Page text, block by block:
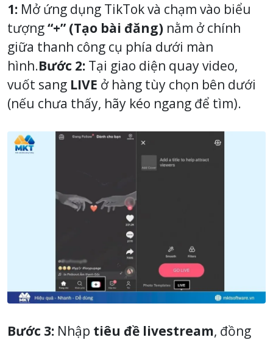
1: Mở ứng dụng TikTok và chạm vào biểu
tượng“+” (Tạo bài đăng) nằm ở chính
giữa thanh công cụ phía dưới màn
hình.Bước 2: Tại giao diện quay video,
vuốt sang LIVE ở hàng tùy chọn bên dưới
(nếu chưa thấy, hãy kéo ngang để tìm).
Bước 3: Nhập tiêu đề livestream, đồng